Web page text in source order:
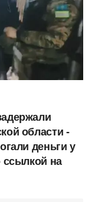
области -
деньги у
ссылкой на